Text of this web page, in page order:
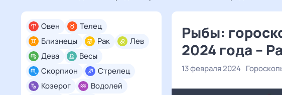
Овен
Телец
Близнецы
Рак
Лев
Дева
Весы
Скорпион
Стрелец
Козерог
Водолей
Рыбы:
2024 года –
13 февраля 2024